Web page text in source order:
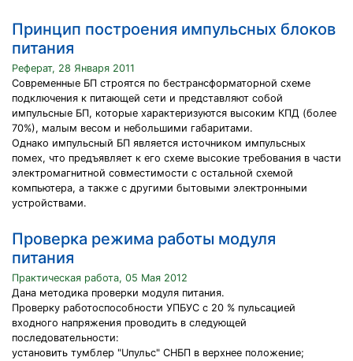
Принцип построения импульсных блоков
питания
Реферат, 28 Января 2011
Современные БП строятся по бестрансформаторной схеме
подключения к питающей сети и представляют собой
импульсные БП, которые характеризуются высоким КПД (более
70%), малым весом и небольшими габаритами.
Однако импульсный БП является источником импульсных
помех, что предъявляет к его схеме высокие требования в части
электромагнитной совместимости с остальной схемой
компьютера, а также с другими бытовыми электронными
устройствами.
Проверка режима работы модуля
питания
Практическая работа, 05 Мая 2012
Дана методика проверки модуля питания.
Проверку работоспособности УПБУС с 20 % пульсацией
входного напряжения проводить в следующей
последовательности:
установить тумблер "Uпульс" СНБП в верхнее положение;